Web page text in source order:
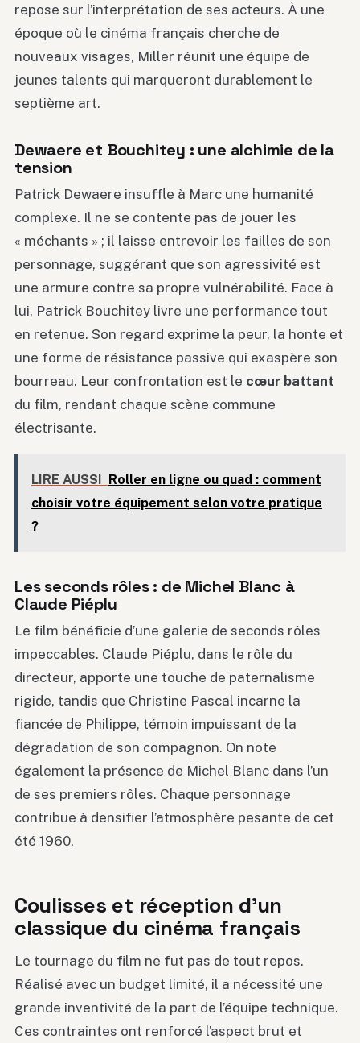
repose sur l’interprétation de ses acteurs. À une
époque où le cinéma français cherche de
nouveaux visages, Miller réunit une équipe de
jeunes talents qui marqueront durablement le
septième art.
Dewaere et Bouchitey : une alchimie de la
tension
Patrick Dewaere insuffle à Marc une humanité
complexe. Il ne se contente pas de jouer les
« méchants » ; il laisse entrevoir les failles de son
personnage, suggérant que son agressivité est
une armure contre sa propre vulnérabilité. Face à
lui, Patrick Bouchitey livre une performance tout
en retenue. Son regard exprime la peur, la honte et
une forme de résistance passive qui exaspère son
bourreau. Leur confrontation est le cœur battant
du film, rendant chaque scène commune
électrisante.
LIRE AUSSI Roller en ligne ou quad : comment
choisir votre équipement selon votre pratique
?
Les seconds rôles : de Michel Blanc à
Claude Piéplu
Le film bénéficie d’une galerie de seconds rôles
impeccables. Claude Piéplu, dans le rôle du
directeur, apporte une touche de paternalisme
rigide, tandis que Christine Pascal incarne la
fiancée de Philippe, témoin impuissant de la
dégradation de son compagnon. On note
également la présence de Michel Blanc dans l’un
de ses premiers rôles. Chaque personnage
contribue à densifier l’atmosphère pesante de cet
été 1960.
Coulisses et réception d’un
classique du cinéma français
Le tournage du film ne fut pas de tout repos.
Réalisé avec un budget limité, il a nécessité une
grande inventivité de la part de l’équipe technique.
Ces contraintes ont renforcé l’aspect brut et